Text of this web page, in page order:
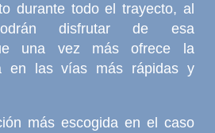
durante todo el trayecto, al
disfrutar de esa
una vez más ofrece la
en las vías más rápidas y
más escogida en el caso